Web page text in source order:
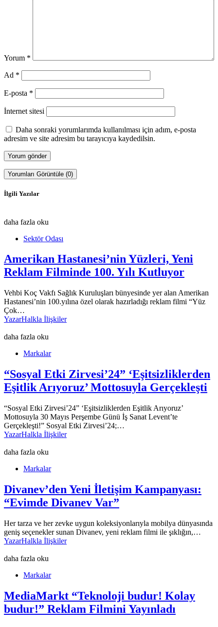
Yorum *
Ad *
E-posta *
İnternet sitesi
Daha sonraki yorumlarımda kullanılması için adım, e-posta
adresim ve site adresim bu tarayıcıya kaydedilsin.
Yorumları Görüntüle (0)
İlgili Yazılar
daha fazla oku
Sektör Odası
Amerikan Hastanesi’nin Yüzleri, Yeni
Reklam Filminde 100. Yılı Kutluyor
Vehbi Koç Vakfı Sağlık Kuruluşları bünyesinde yer alan Amerikan
Hastanesi’nin 100.yılına özel olarak hazırladığı reklam filmi “Yüz
Çok…
YazarHalkla İlişkiler
daha fazla oku
Markalar
“Sosyal Etki Zirvesi’24” ‘Eşitsizliklerden
Eşitlik Arıyoruz’ Mottosuyla Gerçekleşti
“Sosyal Etki Zirvesi’24” ‘Eşitsizliklerden Eşitlik Arıyoruz’
Mottosuyla 30 Mayıs Perşembe Günü İş Sanat Levent’te
Gerçekleşti!” Sosyal Etki Zirvesi’24;…
YazarHalkla İlişkiler
daha fazla oku
Markalar
Divanev’den Yeni İletişim Kampanyası:
“Evimde Divanev Var”
Her tarza ve her zevke uygun koleksiyonlarıyla mobilya dünyasında
geniş seçenekler sunan Divanev, yeni reklam filmi ile şıklığın,…
YazarHalkla İlişkiler
daha fazla oku
Markalar
MediaMarkt “Teknoloji budur! Kolay
budur!” Reklam Filmini Yayınladı